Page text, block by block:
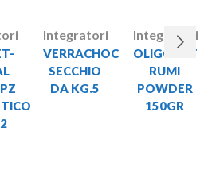
Integratori
VERRACHOC
SECCHIO
DA KG.5
Integratori
OLIGOVET
RUMI
POWDER
150GR